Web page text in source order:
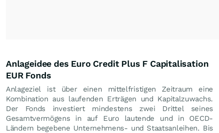
Anlageidee des Euro Credit Plus F Capitalisation
EUR Fonds
Anlageziel ist über einen mittelfristigen Zeitraum eine
Kombination aus laufenden Erträgen und Kapitalzuwachs.
Der Fonds investiert mindestens zwei Drittel seines
Gesamtvermögens in auf Euro lautende und in OECD-
Ländern begebene Unternehmens- und Staatsanleihen. Bis